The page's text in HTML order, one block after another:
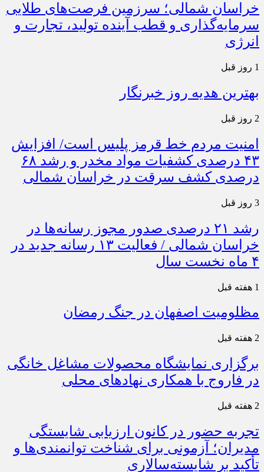
خراسان شمالی؛ سرزمین فرصت‌های طلایی
سرمایه‌گذاری و قطب آینده تولید، تجارت و
انرژی
1 روز قبل
بهترین هدیه روز خبرنگار
2 روز قبل
امنیت مردم خط قرمز پلیس است/ افزایش
۴۳ درصدی کشفیات مواد مخدر و رشد ۶۸
درصدی کشف سرقت در خراسان شمالی
3 روز قبل
رشد ۲۱ درصدی صدور مجوز رسانه‌ها در
خراسان شمالی / فعالیت ۱۳ رسانه جدید در
۴ ماه نخست سال
1 هفته قبل
مظلومیت اصفهان در جنگ رمضان
2 هفته قبل
برگزاری نمایشگاه محصولات مشاغل خانگی
در فاروج با همکاری نهادهای محلی
2 هفته قبل
تجربه حضور در کانون ارزیابی شایستگی
مدیران؛ آزمونی برای شناخت توانمندی‌ها و
تأکید بر شایسته‌سالاری